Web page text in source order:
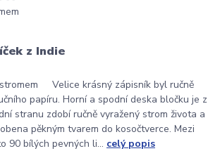
z Indie
Velice krásný zápisník byl ručně
papíru. Horní a spodní deska bločku je z
stranu zdobí ručně vyražený strom života a
pěkným tvarem do kosočtverce. Mezi
90 bílých pevných li... celý popis